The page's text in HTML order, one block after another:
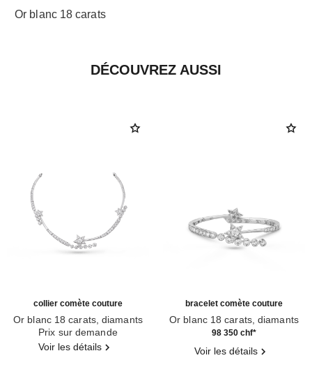
Or blanc 18 carats
DÉCOUVREZ AUSSI
collier comète couture
Or blanc 18 carats, diamants
Réf. J64805Prix sur demande
Voir les détails
bracelet comète couture
Or blanc 18 carats, diamants
Réf. J6481998 350 chf*
Voir les détails